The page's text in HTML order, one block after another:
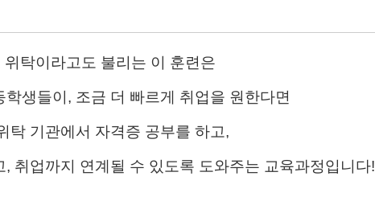
탁이라고도 불리는 이 훈련은
생들이, 조금 더 빠르게 취업을 원한다면
탁 기관에서 자격증 공부를 하고,
취업까지 연계될 수 있도록 도와주는 교육과정입니다!